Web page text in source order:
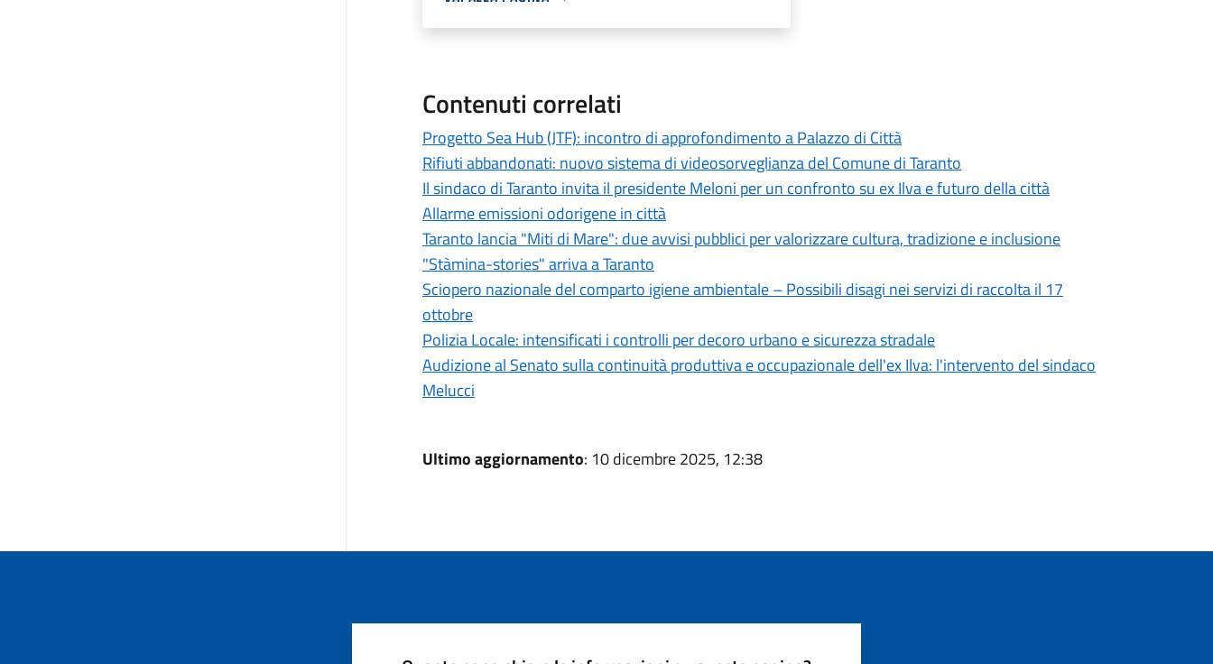
Contenuti correlati
Progetto Sea Hub (JTF): incontro di approfondimento a Palazzo di Città
Rifiuti abbandonati: nuovo sistema di videosorveglianza del Comune di Taranto
Il sindaco di Taranto invita il presidente Meloni per un confronto su ex Ilva e futuro della città
Allarme emissioni odorigene in città
Taranto lancia "Miti di Mare": due avvisi pubblici per valorizzare cultura, tradizione e inclusione
"Stàmina-stories" arriva a Taranto
Sciopero nazionale del comparto igiene ambientale – Possibili disagi nei servizi di raccolta il 17
ottobre
Polizia Locale: intensificati i controlli per decoro urbano e sicurezza stradale
Audizione al Senato sulla continuità produttiva e occupazionale dell'ex Ilva: l'intervento del sindaco
Melucci
Ultimo aggiornamento: 10 dicembre 2025, 12:38